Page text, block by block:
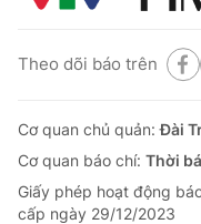
Theo dõi báo trên
Cơ quan chủ quản:Đài
Cơ quan báo chí: Thời
Giấy phép hoạt động
cấp ngày 29/12/2023